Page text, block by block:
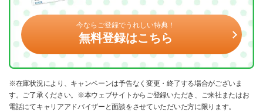
今ならご登録でうれしい特典！
無料登録はこちら
※在庫状況により、キャンペーンは予告なく変更・終了する場合がございま
す。ご了承ください。※本ウェブサイトからご登録いただき、ご来社またはお
電話にてキャリアアドバイザーと面談をさせていただいた方に限ります。